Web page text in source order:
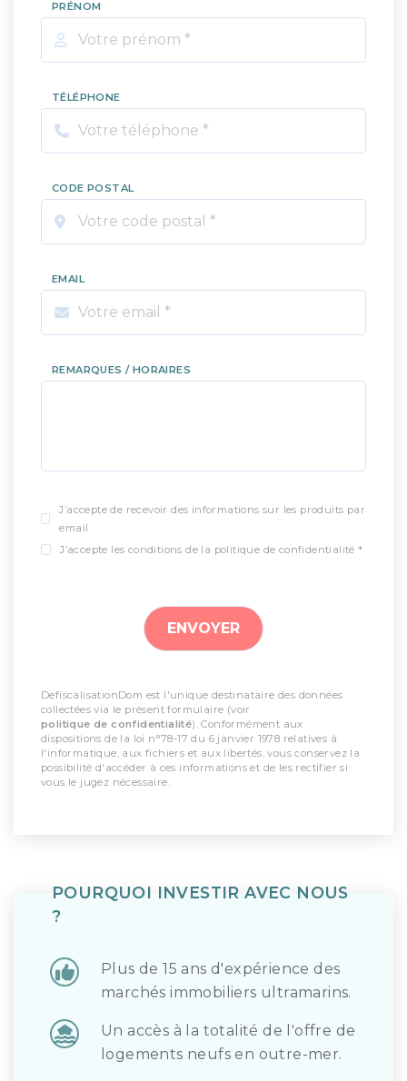
PRÉNOM
TÉLÉPHONE
CODE POSTAL
EMAIL
REMARQUES / HORAIRES
J’accepte de recevoir des informations sur les produits par
email
J’accepte les conditions de la politique de confidentialité *
DefiscalisationDom est l'unique destinataire des données
collectées via le présent formulaire (voir
politique de confidentialité). Conformément aux
dispositions de la loi n°78-17 du 6 janvier 1978 relatives à
l'informatique, aux fichiers et aux libertés, vous conservez la
possibilité d'accéder à ces informations et de les rectifier si
vous le jugez nécessaire.
POURQUOI INVESTIR AVEC NOUS
?
Plus de 15 ans d'expérience des
marchés immobiliers ultramarins.
Un accès à la totalité de l'offre de
logements neufs en outre-mer.